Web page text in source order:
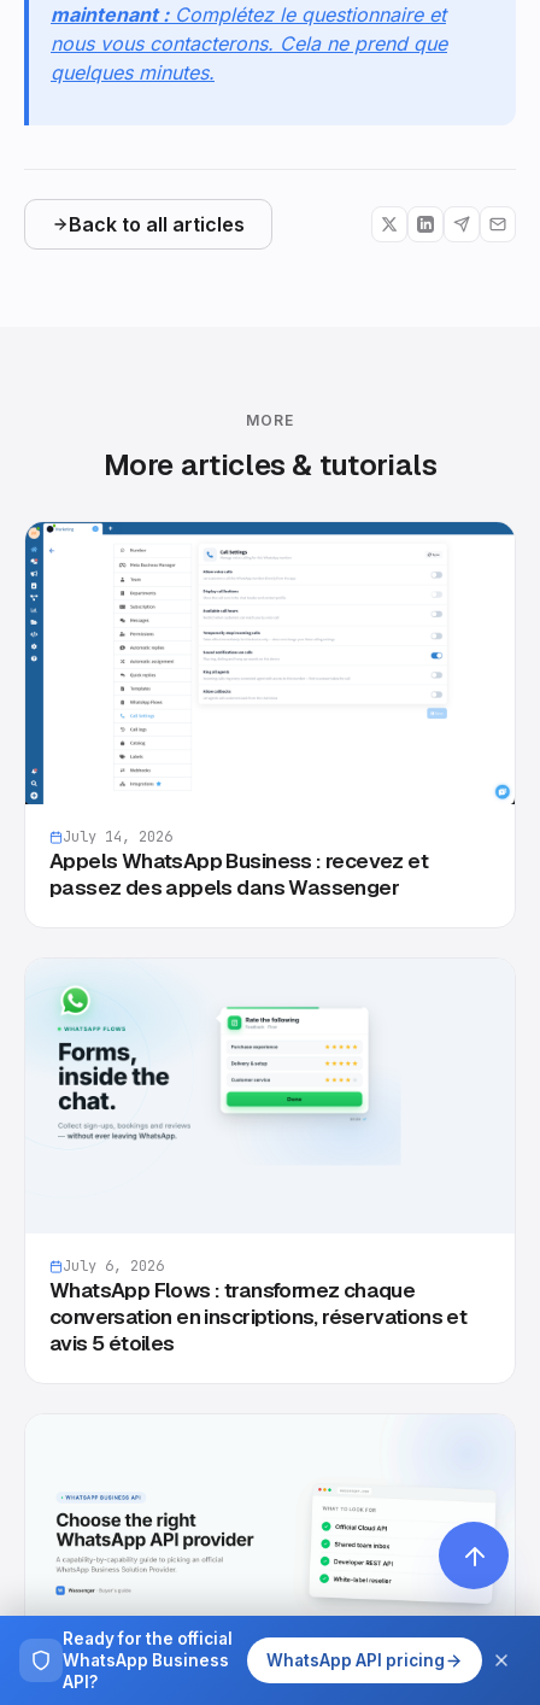
maintenant :Complétez le questionnaire et
nous vous contacterons. Cela ne prend que
quelques minutes.
Back to all articles
MORE
More articles & tutorials
July 14, 2026
Appels WhatsApp Business : recevez et
passez des appels dans Wassenger
July 6, 2026
WhatsApp Flows : transformez chaque
conversation en inscriptions, réservations et
avis 5 étoiles
Ready for the official
WhatsApp Business
API?
WhatsApp API pricing